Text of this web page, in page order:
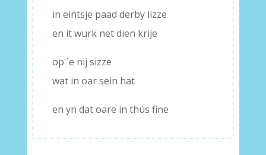
in eintsje paad derby lizze
en it wurk net dien krije
op `e nij sizze
wat in oar sein hat
en yn dat oare in thús fine